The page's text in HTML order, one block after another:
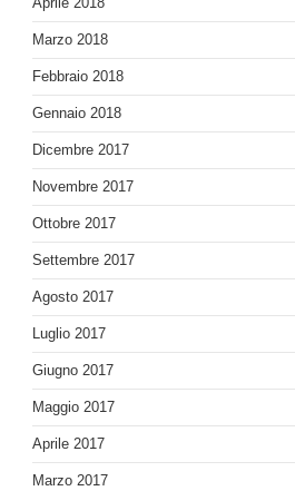
Marzo 2018
Febbraio 2018
Gennaio 2018
Dicembre 2017
Novembre 2017
Ottobre 2017
Settembre 2017
Agosto 2017
Luglio 2017
Giugno 2017
Maggio 2017
Aprile 2017
Marzo 2017